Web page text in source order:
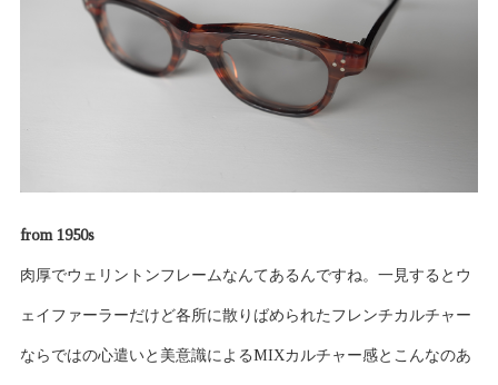
from 1950s
肉厚でウェリントンフレームなんてあるんですね。一見するとウ
ェイファーラーだけど各所に散りばめられたフレンチカルチャー
ならではの心遣いと美意識によるMIXカルチャー感とこんなのあ